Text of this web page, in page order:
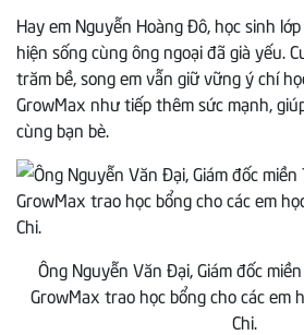
Hay em Nguyễn Hoàng Đô, học sinh
hiện sống cùng ông ngoại đã già yếu.
trăm bề, song em vẫn giữ vững ý chí
GrowMax như tiếp thêm sức mạnh,
cùng bạn bè.
Ông Nguyễn Văn Đại, Giám đốc
GrowMax trao học bổng cho các em
Chi.